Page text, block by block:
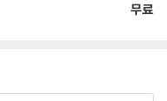
무료